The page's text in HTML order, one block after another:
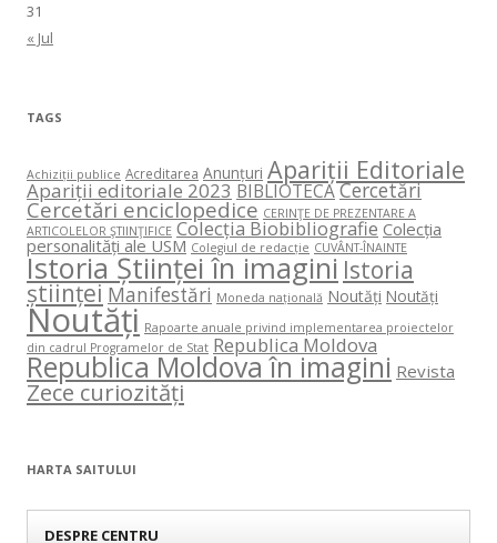
« Jul
31
TAGS
Achiziții publice Acreditarea Anunțuri Apariții Editoriale
Apariții editoriale 2023 BIBLIOTECACercetări
Cercetări enciclopedice CERINŢE DE PREZENTARE A
ARTICOLELOR ŞTIINŢIFICE Colecția Biobibliografie Colecția
personalități ale USM Colegiul de redacție CUVÂNT-ÎNAINTE
Istoria Științei în imagini Istoria
științei Manifestări Moneda națională Noutăți Noutăți
Noutăți Rapoarte anuale privind implementarea proiectelor
din cadrul Programelor de Stat Republica Moldova
Republica Moldova în imagini Revista
Zece curiozități
HARTA SAITULUI
DESPRE CENTRU